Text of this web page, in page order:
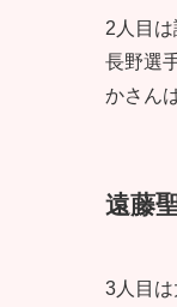
2人目
長野選
かさん
遠藤
3人目